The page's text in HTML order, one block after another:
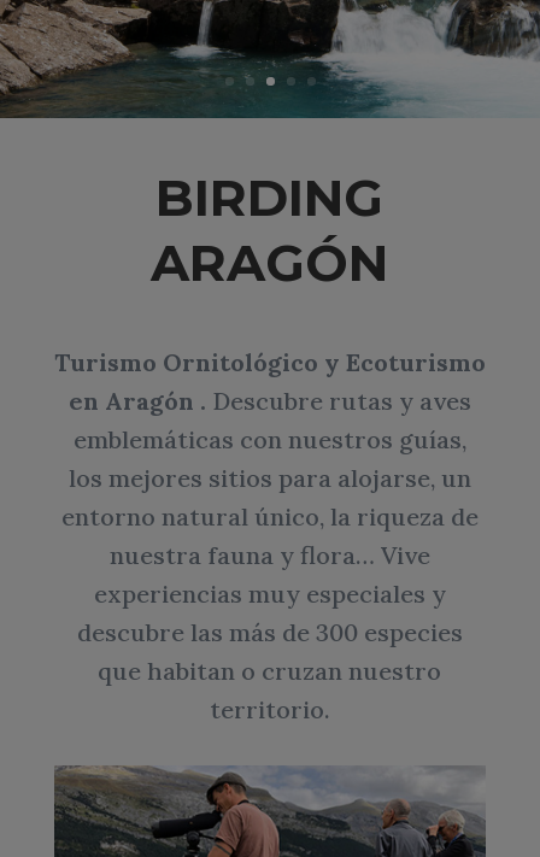
BIRDING
ARAGÓN
Turismo Ornitológico y Ecoturismo
en Aragón . Descubre rutas y aves
emblemáticas con nuestros guías,
los mejores sitios para alojarse, un
entorno natural único, la riqueza de
nuestra fauna y flora… Vive
experiencias muy especiales y
descubre las más de 300 especies
que habitan o cruzan nuestro
territorio.